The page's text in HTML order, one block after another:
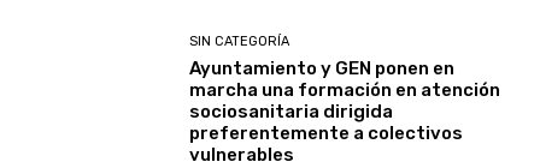
SIN CATEGORÍA
Ayuntamiento y GEN ponen en
marcha una formación en atención
sociosanitaria dirigida
preferentemente a colectivos
vulnerables